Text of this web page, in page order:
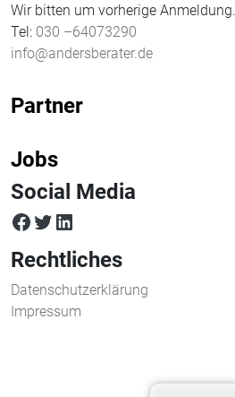
Wir bitten um vorherige Anmeldung.
Tel: 030 –64073290
info@andersberater.de
Partner
Jobs
Social Media
facebook
twitterLinkedIn
Rechtliches
Datenschutzerklärung
Impressum